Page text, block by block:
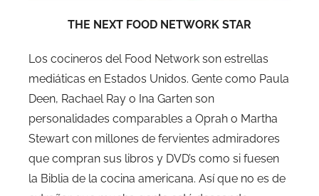
THE NEXT FOOD NETWORK STAR
Los cocineros del Food Network son estrellas
mediáticas en Estados Unidos. Gente como Paula
Deen, Rachael Ray o Ina Garten son
personalidades comparables a Oprah o Martha
Stewart con millones de fervientes admiradores
que compran sus libros y DVD’s como si fuesen
la Biblia de la cocina americana. Así que no es de